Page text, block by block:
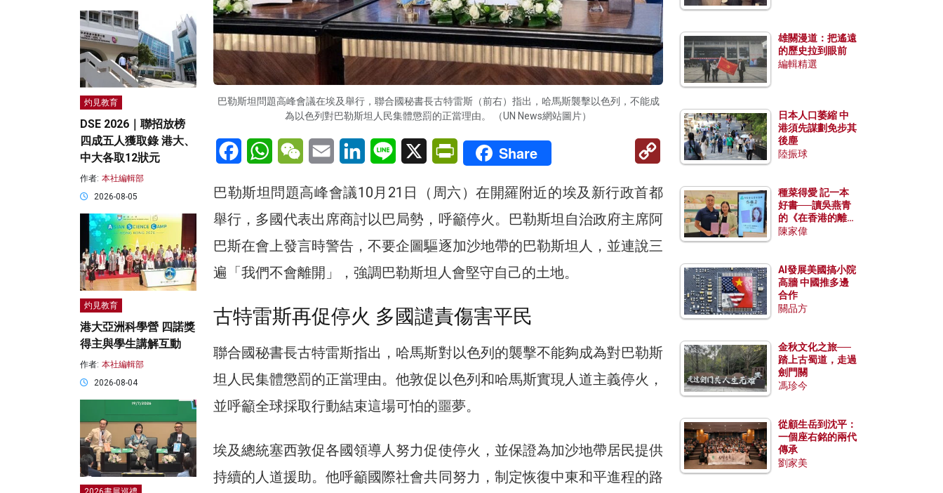
巴勒斯坦問題高峰會議在埃及舉行，聯合國秘書長古特雷斯（前右）指出，哈馬斯襲擊以色列，不能成
為以色列對巴勒斯坦人民集體懲罰的正當理由。 （UN News網站圖片）
FacebookWhatsAppWeChatEmail LinkedInLine X PrintFriendly
Share
Copy
巴勒斯坦問題高峰會議10月21日（周六）在開羅附近的埃及新行政首都
舉行，多國代表出席商討以巴局勢，呼籲停火。巴勒斯坦自治政府主席阿
巴斯在會上發言時警告，不要企圖驅逐加沙地帶的巴勒斯坦人，並連說三
遍「我們不會離開」，強調巴勒斯坦人會堅守自己的土地。
古特雷斯再促停火 多國譴責傷害平民
聯合國秘書長古特雷斯指出，哈馬斯對以色列的襲擊不能夠成為對巴勒斯
坦人民集體懲罰的正當理由。他敦促以色列和哈馬斯實現人道主義停火，
並呼籲全球採取行動結束這場可怕的噩夢。
埃及總統塞西敦促各國領導人努力促使停火，並保證為加沙地帶居民提供
持續的人道援助。他呼籲國際社會共同努力，制定恢復中東和平進程的路
灼見教育
DSE 2026｜聯招放榜
四成五人獲取錄 港大、
中大各取12狀元
作者: 本社編輯部
2026-08-05
灼見教育
港大亞洲科學營 四諾獎
得主與學生講解互動
作者: 本社編輯部
2026-08-04
雄關漫道：把遙遠
的歷史拉到眼前
編輯精選
日本人口萎縮 中
港須先謀劃免步其
後塵
陸振球
種菜得愛 記一本
好書──讀吳燕青
的《在香港的離島
種菜》
陳家偉
AI發展美國搞小院
高牆 中國推多邊
合作
關品方
金秋文化之旅──
踏上古蜀道，走過
劍門關
馮珍今
從顧生岳到沈平：
一個座右銘的兩代
傳承
劉家美